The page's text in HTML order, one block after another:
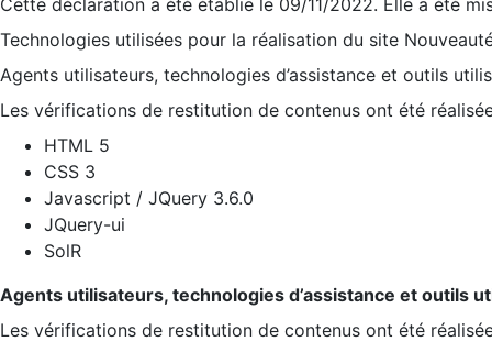
Cette déclaration a été établie le 09/11/2022. Elle a été
Technologies utilisées pour la réalisation du site
Agents utilisateurs, technologies d’assistance et outils
Les vérifications de restitution de contenus ont été
HTML 5
CSS 3
Javascript / JQuery 3.6.0
JQuery-ui
SolR
Agents utilisateurs, technologies d’assistance et outils
Les vérifications de restitution de contenus ont été